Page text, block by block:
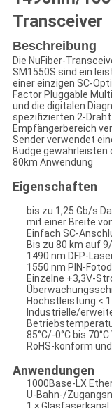
Transceiver
Beschreibung
Die NuFiber-
SM1550S sind ein
einer einzigen SC-
Factor Pluggable
und die digitalen
spezifizierten 2-
Empfängerbereich
Sender verwendet
Budge gewährleisten
80km Anwendung
Eigenschaften
bis zu 1,25 Gb/s
mit einer Breite
Einfach SC-
Bis zu 80 km auf
1490 nm DFP-
1550 nm PIN-
Einzelne +3,3V-
Höchstleistung < 1
Industrielle/
85°C/-0°C bis
RoHS-konform
Anwendungen
1000Base-LX
U-Bahn-/